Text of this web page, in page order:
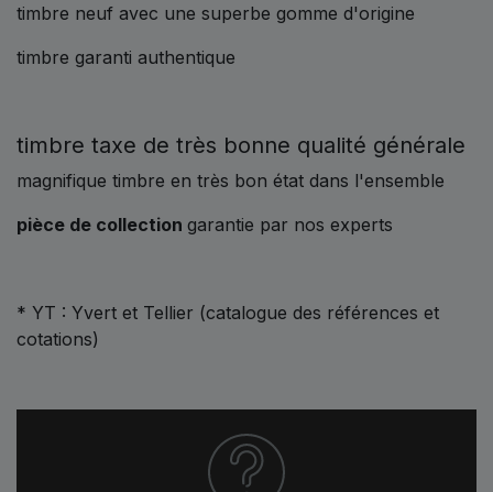
timbre neuf avec une superbe gomme d'origine
timbre garanti authentique
timbre taxe de très bonne qualité générale
magnifique timbre en très bon état dans l'ensemble
pièce de collection garantie par nos experts
* YT : Yvert et Tellier (catalogue des références et
cotations)